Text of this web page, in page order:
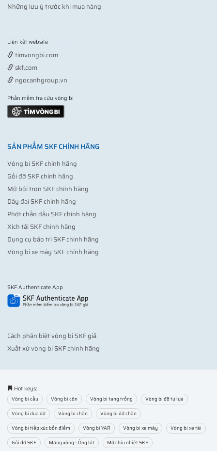
Những lưu ý trước khi mua hàng
Liên kết website
timvongbi.com
skf.com
ngocanhgroup.vn
Phần mềm tra cứu vòng bi
SẢN PHẨM SKF CHÍNH HÃNG
Vòng bi SKF chính hãng
Gối đỡ SKF chính hãng
Mỡ bôi trơn SKF chính hãng
Dây đai SKF chính hãng
Phớt chắn dầu SKF chính hãng
Xích tải SKF chính hãng
Dụng cụ bảo trì SKF chính hãng
Vòng bi xe máy SKF chính hãng
SKF Authenticate App
Cách phân biệt vòng bi SKF giả
Xuất xứ vòng bi SKF chính hãng
Hot keys:
Vòng bi cầu Vòng bi côn Vòng bi tang trống
Vòng bi đỡ tự lựa
Vòng bi đũa đỡ
Vòng bi chặn
Vòng bi đỡ chặn
Vòng bi tiếp xúc bốn điểm
Vòng bi YAR Vòng bi xe máy
Vòng bi xe tải
Gối đỡ SKF
Măng xông - Ống lót
Mỡ chịu nhiệt SKF